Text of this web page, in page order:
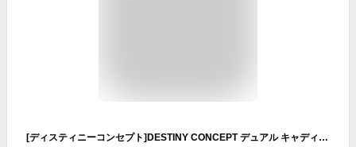
[ディスティニーコンセプト]DESTINY CONCEPT デュアル キャディバッグ DC303CB-DUAL セルフスタンドクラブケース 内蔵 (カーボンホワイト)